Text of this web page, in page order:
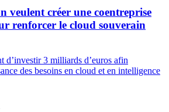
veulent créer une coentreprise
renforcer le cloud souverain
d’investir 3 milliards d’euros afin
des besoins en cloud et en intelligence